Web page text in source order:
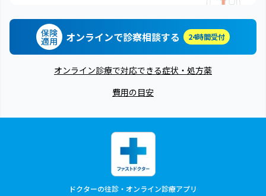
保険
適用 オンラインで診察相談する 24時間受付
オンライン診療で対応できる症状・処方薬
費用の目安
ドクターの往診・オンライン診療アプリ